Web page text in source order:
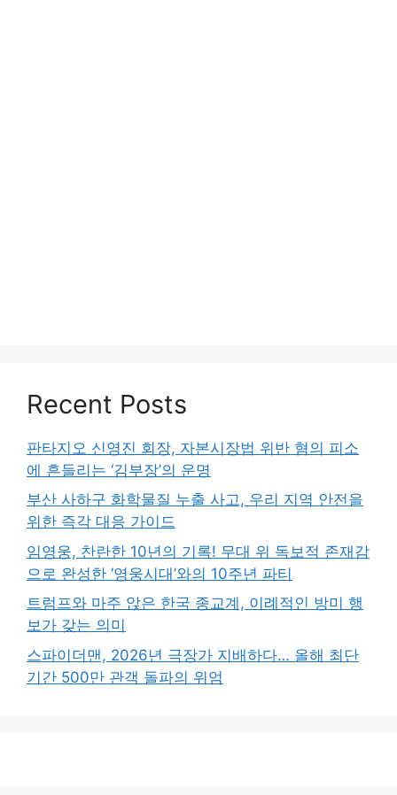
Recent Posts
판타지오 신영진 회장, 자본시장법 위반 혐의 피소
에 흔들리는 ‘김부장’의 운명
부산 사하구 화학물질 누출 사고, 우리 지역 안전을
위한 즉각 대응 가이드
임영웅, 찬란한 10년의 기록! 무대 위 독보적 존재감
으로 완성한 ‘영웅시대’와의 10주년 파티
트럼프와 마주 앉은 한국 종교계, 이례적인 방미 행
보가 갖는 의미
스파이더맨, 2026년 극장가 지배하다… 올해 최단
기간 500만 관객 돌파의 위엄